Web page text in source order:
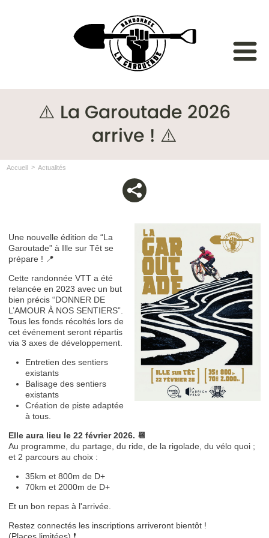
⚠️ La Garoutade 2026
arrive ! ⚠️
Accueil Actualités
Une nouvelle édition de “La
Garoutade” à Ille sur Têt se
prépare ! 📍
Cette randonnée VTT a été
relancée en 2023 avec un but
bien précis “DONNER DE
L’AMOUR À NOS SENTIERS”.
Tous les fonds récoltés lors de
cet événement seront répartis
via 3 axes de développement.
Entretien des sentiers
existants
Balisage des sentiers
existants
Création de piste adaptée
à tous.
Elle aura lieu le 22 février 2026. 📆
Au programme, du partage, du ride, de la rigolade, du vélo quoi ;
et 2 parcours au choix :
35km et 800m de D+
70km et 2000m de D+
Et un bon repas à l'arrivée.
Restez connectés les inscriptions arriveront bientôt !
(Places limitées) ❗️